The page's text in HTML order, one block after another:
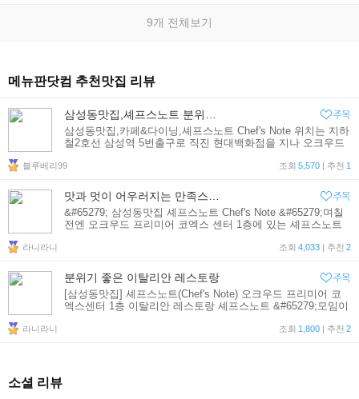
9개 전체보기
메뉴판닷컴 추천맛집 리뷰
삼성동맛집,카페&다이닝,셰프스노트 Chef's Note 위치는 지하
철2호선 삼성역 5번출구로 직진 현대백화점을 지나 오크우드
오크우드 프리미어 코엑스센터1F TEL:02)566-2135 총좌석
블루베리99 조회 5,570 | 추천 1
&#65279; 삼성동맛집 셰프스노트 Chef's Note &#65279;며칠
전엔 오크우드 프리미어 코엑스 센터 1층에 있는 셰프스노트
라니라니 조회 4,033 | 추천 2
분위기 좋은 이탈리안 레스토랑
[삼성동맛집] 셰프스노트(Chef's Note) 오크우드 프리미어 코
엑스센터 1층 이탈리안 레스토랑 셰프스노트 &#65279;모임이
랑 셰프스노트는 삼성역 코엑스 근처~ 예전부터 한번 가보고
라니라니 조회 1,800 | 추천 2
소셜 리뷰